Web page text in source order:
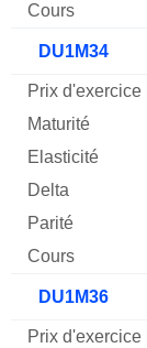
DU1M34
DU1M36